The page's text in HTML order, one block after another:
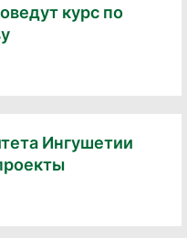
курс по
Ингушетии